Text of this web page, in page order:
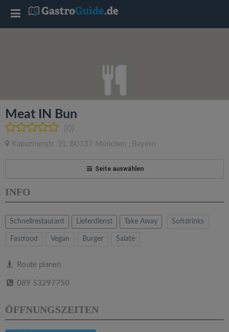
Meat IN Bun
(0)
Kapuzinerstr. 31 , 80337 München , Bayern
Seite auswählen
INFO
Schnellrestaurant Lieferdienst Take Away Softdrinks
Fastfood Vegan Burger Salate
Route planen
089 53297750
ÖFFNUNGSZEITEN
T
l
e
a
v
g
a